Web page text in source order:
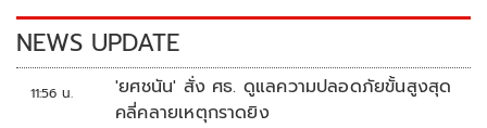
k k
NEWS UPDATE
11:56 น.
'ยศชนัน' สั่ง ศธ. ดูแลความปลอดภัยขั้นสูงสุด
คลี่คลายเหตุกราดยิง